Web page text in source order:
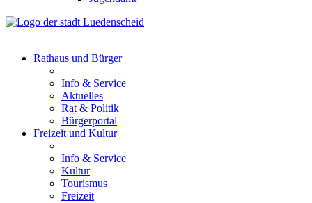
Rathaus und Bürger
Info & Service
Aktuelles
Rat & Politik
Bürgerportal
Freizeit und Kultur
Info & Service
Kultur
Tourismus
Freizeit